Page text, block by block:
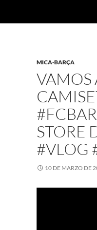
MICA-BARÇA
VAMOS
STORE
#VLOG
10 DE MARZO DE